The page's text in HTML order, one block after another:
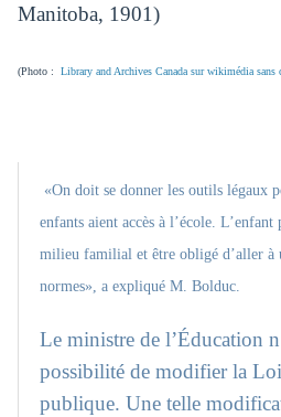
Manitoba, 1901)
(Photo : Library and Archives Canada sur wikimédia sans
«On doit se donner les outils légaux
enfants aient accès à l’école.
milieu familial et être obligé d’aller à
normes», a expliqué M. Bolduc.
Le ministre de l’Éducation
possibilité de modifier la
publique. Une telle